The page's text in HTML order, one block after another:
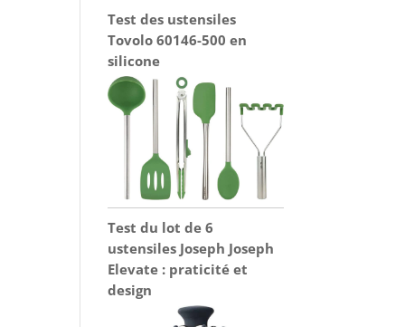
Test des ustensiles
Tovolo 60146-500 en
silicone
Test du lot de 6
ustensiles Joseph Joseph
Elevate : praticité et
design